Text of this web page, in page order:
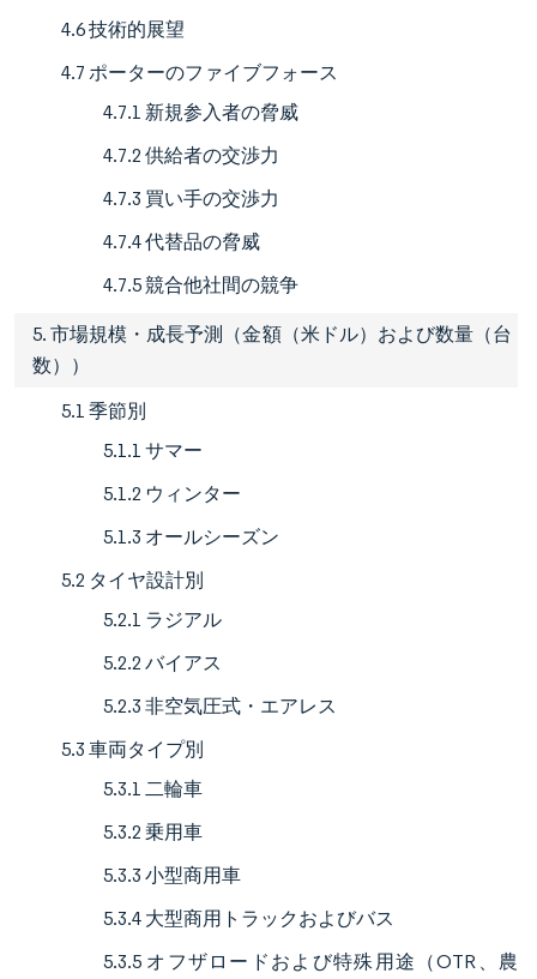
4.6 技術的展望
4.7 ポーターのファイブフォース
4.7.1 新規参入者の脅威
4.7.2 供給者の交渉力
4.7.3 買い手の交渉力
4.7.4 代替品の脅威
4.7.5 競合他社間の競争
5. 市場規模・成長予測（金額（米ドル）および数量（台
数））
5.1 季節別
5.1.1 サマー
5.1.2 ウィンター
5.1.3 オールシーズン
5.2 タイヤ設計別
5.2.1 ラジアル
5.2.2 バイアス
5.2.3 非空気圧式・エアレス
5.3 車両タイプ別
5.3.1 二輪車
5.3.2 乗用車
5.3.3 小型商用車
5.3.4 大型商用トラックおよびバス
5.3.5 オフザロードおよび特殊用途（OTR、農